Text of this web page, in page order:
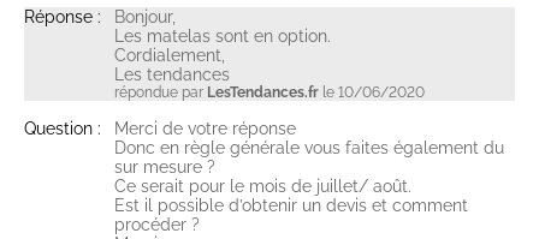
Réponse :
Bonjour,
Les matelas sont en option.
Cordialement,
Les tendances
répondue par LesTendances.fr le 10/06/2020
Question :
Merci de votre réponse
Donc en règle générale vous faites également du
sur mesure ?
Ce serait pour le mois de juillet/ août.
Est il possible d’obtenir un devis et comment
procéder ?